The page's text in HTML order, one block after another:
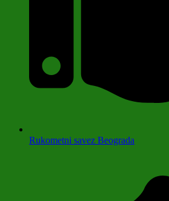
Rukometni savez Beograda